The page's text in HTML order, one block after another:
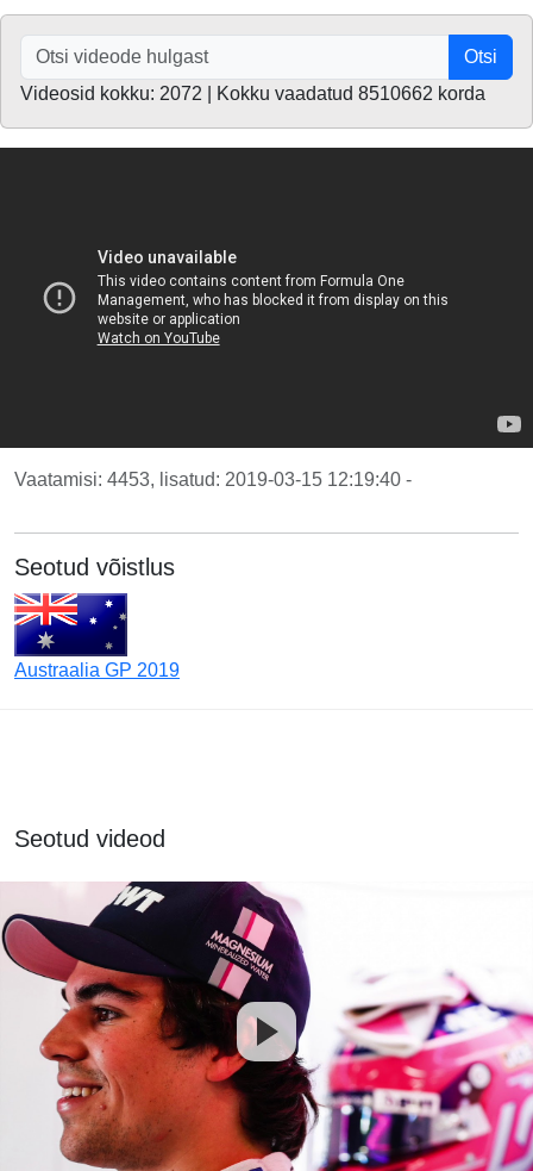
Otsi
Videosid kokku: 2072 | Kokku vaadatud 8510662 korda
Vaatamisi: 4453, lisatud: 2019-03-15 12:19:40 -
Seotud võistlus
Austraalia GP 2019
Seotud videod